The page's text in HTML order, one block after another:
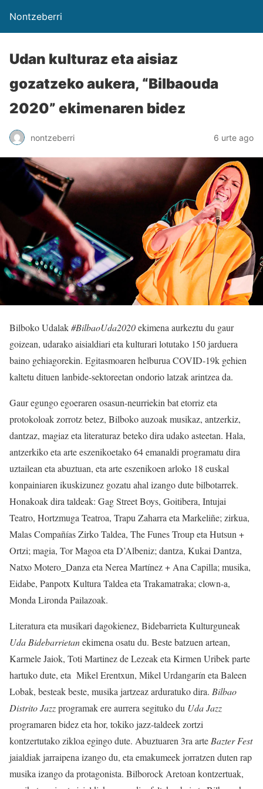
Nontzeberri
Udan kulturaz eta aisiaz
gozatzeko aukera, “Bilbaouda
2020” ekimenaren bidez
nontzeberri 6 urte ago
Bilboko Udalak#BilbaoUda2020ekimena aurkeztu du gaur
goizean, udarako aisialdiari eta kulturari lotutako 150 jarduera
baino gehiagorekin. Egitasmoaren helburua COVID-19k gehien
kaltetu dituen lanbide-sektoreetan ondorio latzak arintzea da.
Gaur egungo egoeraren osasun-neurriekin bat etorriz eta
protokoloak zorrotz betez, Bilboko auzoak musikaz, antzerkiz,
dantzaz, magiaz eta literaturaz beteko dira udako asteetan. Hala,
antzerkiko eta arte eszenikoetako 64 emanaldi programatu dira
uztailean eta abuztuan, eta arte eszenikoen arloko 18 euskal
konpainiaren ikuskizunez gozatu ahal izango dute bilbotarrek.
Honakoak dira taldeak: Gag Street Boys, Goitibera, Intujai
Teatro, Hortzmuga Teatroa, Trapu Zaharra eta Markeliñe; zirkua,
Malas Compañías Zirko Taldea, The Funes Troup eta Hutsun +
Ortzi; magia, Tor Magoa eta D’Albeniz; dantza, Kukai Dantza,
Natxo Motero_Danza eta Nerea Martínez + Ana Capilla; musika,
Eidabe, Panpotx Kultura Taldea eta Trakamatraka; clown-a,
Monda Lironda Pailazoak.
Literatura eta musikari dagokienez, Bidebarrieta Kulturguneak
Uda Bidebarrietanekimena osatu du. Beste batzuen artean,
Karmele Jaiok, Toti Martinez de Lezeak eta Kirmen Uribek parte
hartuko dute, eta Mikel Erentxun, Mikel Urdangarín eta Baleen
Lobak, besteak beste, musika jartzeaz arduratuko dira. Bilbao
Distrito Jazzprogramak ere aurrera segituko du Uda Jazz
programaren bidez eta hor, tokiko jazz-taldeek zortzi
kontzertutako zikloa egingo dute. Abuztuaren 3ra arteBazter Fest
jaialdiak jarraipena izango du, eta emakumeek jorratzen duten rap
musika izango da protagonista. Bilborock Aretoan kontzertuak,